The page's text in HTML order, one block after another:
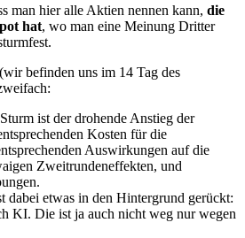
man hier alle Aktien nennen kann, die
hat, wo man eine Meinung Dritter
befinden uns im 14 Tag des
ist der drohende Anstieg der
Kosten für die
Auswirkungen auf die
Zweitrundeneffekten, und
dabei etwas in den Hintergrund gerückt:
KI. Die ist ja auch nicht weg nur wegen